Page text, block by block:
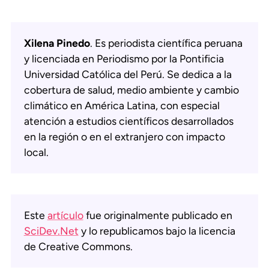
Xilena Pinedo. Es periodista científica peruana
y licenciada en Periodismo por la Pontificia
Universidad Católica del Perú. Se dedica a la
cobertura de salud, medio ambiente y cambio
climático en América Latina, con especial
atención a estudios científicos desarrollados
en la región o en el extranjero con impacto
local.
Este artículofue originalmente publicado en
SciDev.Net y lo republicamos bajo la licencia
de Creative Commons.